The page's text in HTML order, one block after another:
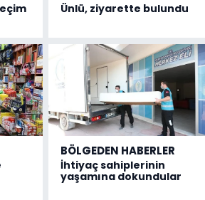
Ünlü, ziyarette bulundu
BÖLGEDEN HABERLER
İhtiyaç sahiplerinin
yaşamına dokundular